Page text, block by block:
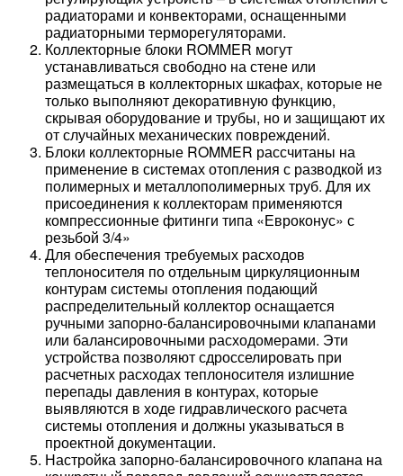
радиаторами и конвекторами, оснащенными
радиаторными терморегуляторами.
Коллекторные блоки ROMMER могут
устанавливаться свободно на стене или
размещаться в коллекторных шкафах, которые не
только выполняют декоративную функцию,
скрывая оборудование и трубы, но и защищают их
от случайных механических повреждений.
Блоки коллекторные ROMMER рассчитаны на
применение в системах отопления с разводкой из
полимерных и металлополимерных труб. Для их
присоединения к коллекторам применяются
компрессионные фитинги типа «Евроконус» с
резьбой 3/4»
Для обеспечения требуемых расходов
теплоносителя по отдельным циркуляционным
контурам системы отопления подающий
распределительный коллектор оснащается
ручными запорно-балансировочными клапанами
или балансировочными расходомерами. Эти
устройства позволяют сдросселировать при
расчетных расходах теплоносителя излишние
перепады давления в контурах, которые
выявляются в ходе гидравлического расчета
системы отопления и должны указываться в
проектной документации.
Настройка запорно-балансировочного клапана на